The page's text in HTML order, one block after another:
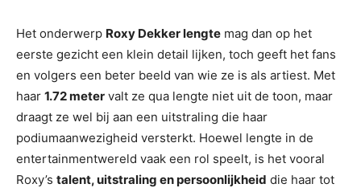
Het onderwerp Roxy Dekker lengte mag dan op het
eerste gezicht een klein detail lijken, toch geeft het fans
en volgers een beter beeld van wie ze is als artiest. Met
haar 1.72 meter valt ze qua lengte niet uit de toon, maar
draagt ze wel bij aan een uitstraling die haar
podiumaanwezigheid versterkt. Hoewel lengte in de
entertainmentwereld vaak een rol speelt, is het vooral
Roxy’s talent, uitstraling en persoonlijkheid die haar tot